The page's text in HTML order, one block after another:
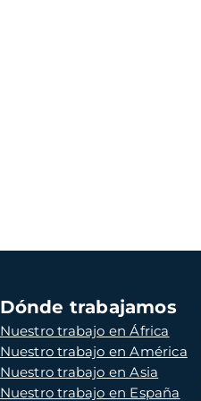
Dónde trabajamos
Nuestro trabajo en África
Nuestro trabajo en América
Nuestro trabajo en Asia
Nuestro trabajo en España